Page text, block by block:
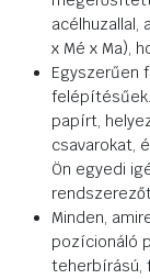
acélhuzallal,
x Mé x Ma),
Egyszerűen
papírt,
csavarokat,
Ön egyedi
Minden,
pozícionáló
teherbírású,